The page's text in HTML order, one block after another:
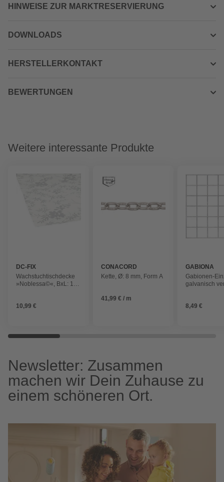
HINWEISE ZUR MARKTRESERVIERUNG
DOWNLOADS
HERSTELLERKONTAKT
BEWERTUNGEN
Weitere interessante Produkte
DC-FIX
Wachstuchtischdecke
»Noblessa©«, BxL: 130
10,99 €
CONACORD
Kette, Ø: 8 mm, Form A
41,99 € / m
GABIONA
Gabionen-
galvanisch
8,49 €
Newsletter: Zusammen
machen wir Dein Zuhause zu
einem schöneren Ort.